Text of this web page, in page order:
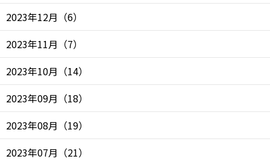
2023年12月 （6）
2023年11月 （7）
2023年10月 （14）
2023年09月 （18）
2023年08月 （19）
2023年07月 （21）